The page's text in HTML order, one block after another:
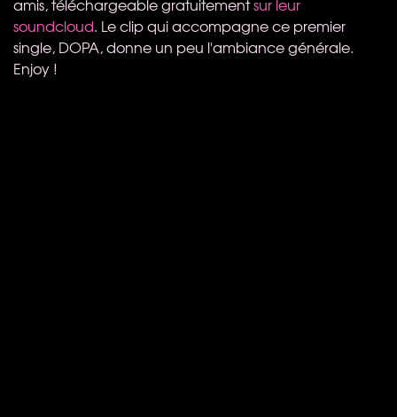
soundcloud. Le clip qui accompagne ce premier
single, DOPA, donne un peu l'ambiance générale.
Enjoy !